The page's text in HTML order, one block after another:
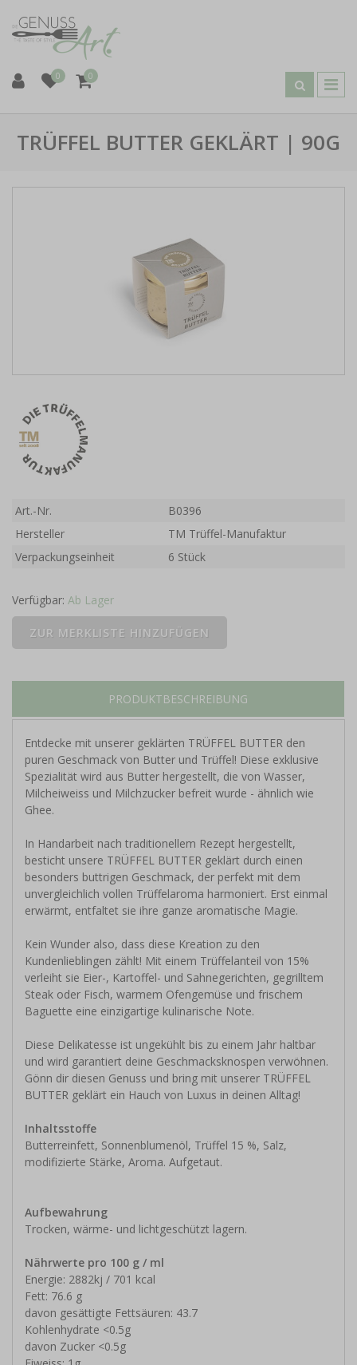
0 0
TRÜFFEL BUTTER GEKLÄRT | 90G
Art.-Nr.
B0396
Hersteller
TM Trüffel-Manufaktur
Verpackungseinheit
6 Stück
Verfügbar: Ab Lager
PRODUKTBESCHREIBUNG
Entdecke mit unserer geklärten TRÜFFEL BUTTER den
puren Geschmack von Butter und Trüffel! Diese exklusive
Spezialität wird aus Butter hergestellt, die von Wasser,
Milcheiweiss und Milchzucker befreit wurde - ähnlich wie
Ghee.
In Handarbeit nach traditionellem Rezept hergestellt,
besticht unsere TRÜFFEL BUTTER geklärt durch einen
besonders buttrigen Geschmack, der perfekt mit dem
unvergleichlich vollen Trüffelaroma harmoniert. Erst einmal
erwärmt, entfaltet sie ihre ganze aromatische Magie.
Kein Wunder also, dass diese Kreation zu den
Kundenlieblingen zählt! Mit einem Trüffelanteil von 15%
verleiht sie Eier-, Kartoffel- und Sahnegerichten, gegrilltem
Steak oder Fisch, warmem Ofengemüse und frischem
Baguette eine einzigartige kulinarische Note.
Diese Delikatesse ist ungekühlt bis zu einem Jahr haltbar
und wird garantiert deine Geschmacksknospen verwöhnen.
Gönn dir diesen Genuss und bring mit unserer TRÜFFEL
BUTTER geklärt ein Hauch von Luxus in deinen Alltag!
Inhaltsstoffe
Butterreinfett, Sonnenblumenöl, Trüffel 15 %, Salz,
modifizierte Stärke, Aroma. Aufgetaut.
Aufbewahrung
Trocken, wärme- und lichtgeschützt lagern.
Nährwerte pro 100 g / ml
Energie: 2882kj / 701 kcal
Fett: 76.6 g
davon gesättigte Fettsäuren: 43.7
Kohlenhydrate <0.5g
davon Zucker <0.5g